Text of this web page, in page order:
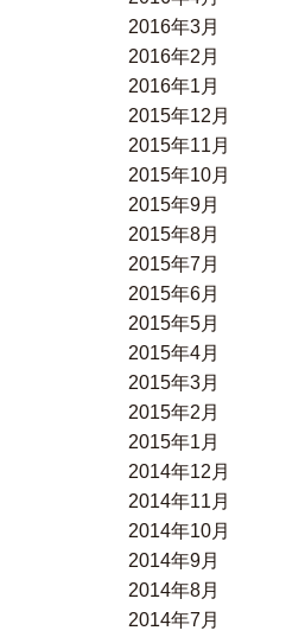
2016年3月
2016年2月
2016年1月
2015年12月
2015年11月
2015年10月
2015年9月
2015年8月
2015年7月
2015年6月
2015年5月
2015年4月
2015年3月
2015年2月
2015年1月
2014年12月
2014年11月
2014年10月
2014年9月
2014年8月
2014年7月